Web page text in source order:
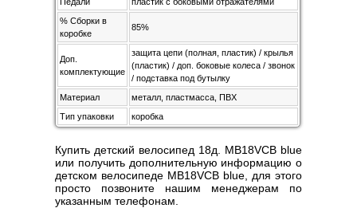
% Сборки в
коробке
85%
Доп.
комплектующие
защита цепи (полная, пластик) / крылья
(пластик) / доп. боковые колеса / звонок
/ подставка под бутылку
Материал
металл, пластмасса, ПВХ
Тип упаковки
коробка
Купить детский велосипед 18д. MB18VCB blue
или получить дополнительную информацию о
детском велосипеде MB18VCB blue, для этого
просто позвоните нашим менеджерам по
указанным телефонам.